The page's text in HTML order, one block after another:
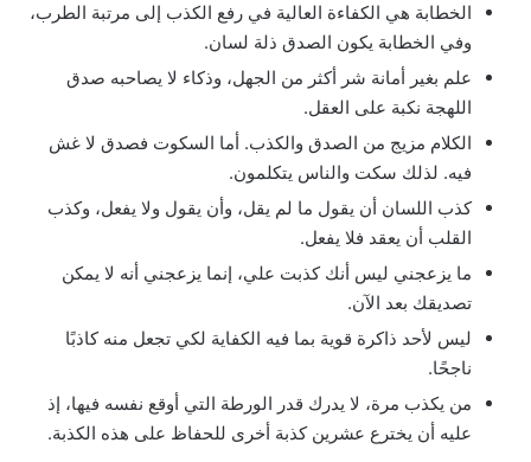
الخطابة هي الكفاءة العالية في رفع الكذب إلى مرتبة الطرب،
وفي الخطابة يكون الصدق ذلة لسان.
علم بغير أمانة شر أكثر من الجهل، وذكاء لا يصاحبه صدق
اللهجة نكبة على العقل.
الكلام مزيج من الصدق والكذب. أما السكوت فصدق لا غش
فيه. لذلك سكت والناس يتكلمون.
كذب اللسان أن يقول ما لم يقل، وأن يقول ولا يفعل، وكذب
القلب أن يعقد فلا يفعل.
ما يزعجني ليس أنك كذبت علي، إنما يزعجني أنه لا يمكن
تصديقك بعد الآن.
ليس لأحد ذاكرة قوية بما فيه الكفاية لكي تجعل منه كاذبًا
ناجحًا.
من يكذب مرة، لا يدرك قدر الورطة التي أوقع نفسه فيها، إذ
عليه أن يخترع عشرين كذبة أخرى للحفاظ على هذه الكذبة.